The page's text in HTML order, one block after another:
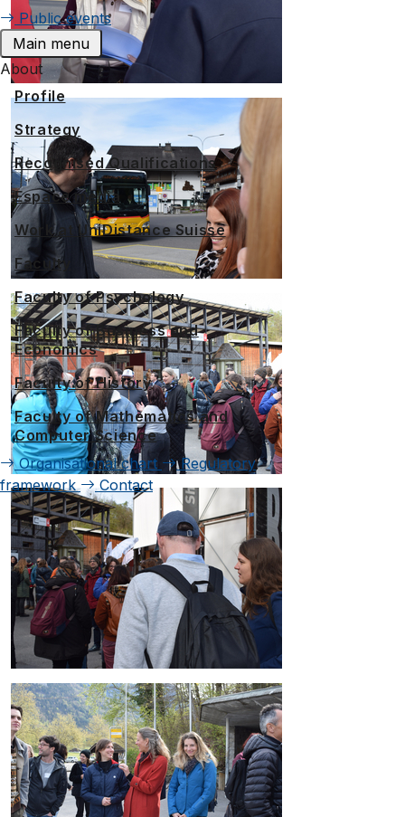
Public events
Main menu
About
Profile
Strategy
Recognised Qualifications
Espace media
Work at UniDistance Suisse
Faculty
Faculty of Psychology
Faculty of Business and
Economics
Faculty of History
Faculty of Mathematics and
Computer Science
Organisational chart
Regulatory
framework
Contact